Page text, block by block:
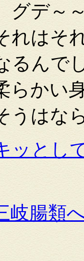
グデ～
れはそ
るんで
らかい
うはな
ッとし
岐腸類